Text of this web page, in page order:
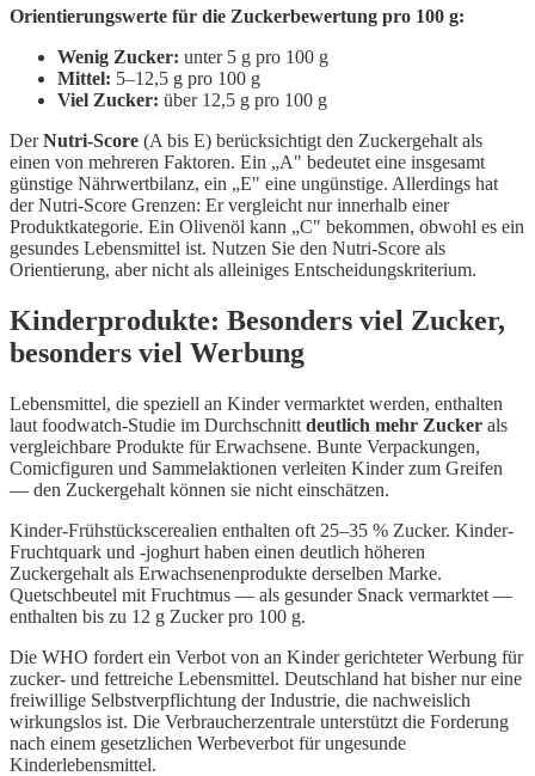
Orientierungswerte für die Zuckerbewertung pro 100 g:
Wenig Zucker: unter 5 g pro 100 g
Mittel: 5–12,5 g pro 100 g
Viel Zucker: über 12,5 g pro 100 g
DerNutri-Score (A bis E) berücksichtigt den Zuckergehalt als
einen von mehreren Faktoren. Ein „A" bedeutet eine insgesamt
günstige Nährwertbilanz, ein „E" eine ungünstige. Allerdings hat
der Nutri-Score Grenzen: Er vergleicht nur innerhalb einer
Produktkategorie. Ein Olivenöl kann „C" bekommen, obwohl es ein
gesundes Lebensmittel ist. Nutzen Sie den Nutri-Score als
Orientierung, aber nicht als alleiniges Entscheidungskriterium.
Kinderprodukte: Besonders viel Zucker,
besonders viel Werbung
Lebensmittel, die speziell an Kinder vermarktet werden, enthalten
laut foodwatch-Studie im Durchschnitt deutlich mehr Zucker als
vergleichbare Produkte für Erwachsene. Bunte Verpackungen,
Comicfiguren und Sammelaktionen verleiten Kinder zum Greifen
— den Zuckergehalt können sie nicht einschätzen.
Kinder-Frühstückscerealien enthalten oft 25–35 % Zucker. Kinder-
Fruchtquark und -joghurt haben einen deutlich höheren
Zuckergehalt als Erwachsenenprodukte derselben Marke.
Quetschbeutel mit Fruchtmus — als gesunder Snack vermarktet —
enthalten bis zu 12 g Zucker pro 100 g.
Die WHO fordert ein Verbot von an Kinder gerichteter Werbung für
zucker- und fettreiche Lebensmittel. Deutschland hat bisher nur eine
freiwillige Selbstverpflichtung der Industrie, die nachweislich
wirkungslos ist. Die Verbraucherzentrale unterstützt die Forderung
nach einem gesetzlichen Werbeverbot für ungesunde
Kinderlebensmittel.